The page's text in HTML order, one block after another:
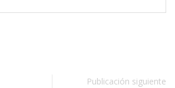
Publicación siguiente